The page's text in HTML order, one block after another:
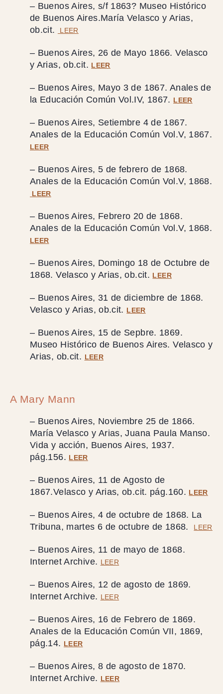
– Buenos Aires, s/f 1863? Museo Histórico
de Buenos Aires.María Velasco y Arias,
ob.cit.
LEER
– Buenos Aires, 26 de Mayo 1866. Velasco
y Arias, ob.cit. LEER
– Buenos Aires, Mayo 3 de 1867. Anales de
la Educación Común Vol.IV, 1867. LEER
– Buenos Aires, Setiembre 4 de 1867.
Anales de la Educación Común Vol.V, 1867.
LEER
– Buenos Aires, 5 de febrero de 1868.
Anales de la Educación Común Vol.V, 1868.
LEER
– Buenos Aires, Febrero 20 de 1868.
Anales de la Educación Común Vol.V, 1868.
LEER
– Buenos Aires, Domingo 18 de Octubre de
1868. Velasco y Arias, ob.cit. LEER
– Buenos Aires, 31 de diciembre de 1868.
Velasco y Arias, ob.cit. LEER
– Buenos Aires, 15 de Sepbre. 1869.
Museo Histórico de Buenos Aires. Velasco y
Arias, ob.cit. LEER
A Mary Mann
– Buenos Aires, Noviembre 25 de 1866.
María Velasco y Arias, Juana Paula Manso.
Vida y acción, Buenos Aires, 1937.
pág.156. LEER
– Buenos Aires, 11 de Agosto de
1867.Velasco y Arias, ob.cit. pág.160. LEER
– Buenos Aires, 4 de octubre de 1868. La
Tribuna, martes 6 de octubre de 1868.
LEER
– Buenos Aires, 11 de mayo de 1868.
Internet Archive. LEER
– Buenos Aires, 12 de agosto de 1869.
Internet Archive. LEER
– Buenos Aires, 16 de Febrero de 1869.
Anales de la Educación Común VII, 1869,
pág.14. LEER
– Buenos Aires, 8 de agosto de 1870.
Internet Archive. LEER